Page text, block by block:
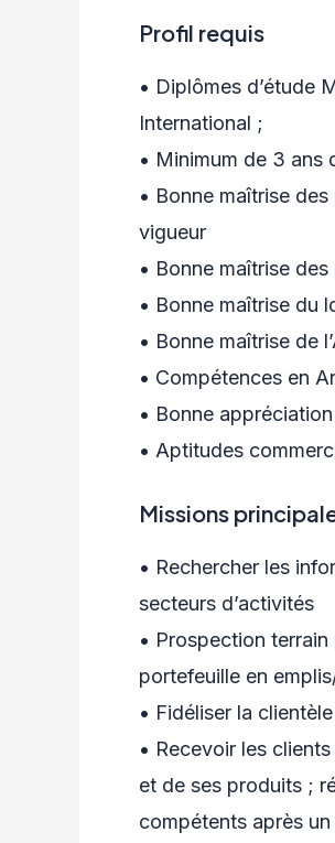
Profil requis
• Diplômes d’étude
International ;
• Minimum de 3 ans
• Bonne maîtrise
vigueur
• Bonne maîtrise
• Bonne maîtrise du
• Bonne maîtrise de
• Compétences en
• Bonne
• Aptitudes
Missions
• Rechercher les
secteurs d’activités
• Prospection
portefeuille en
• Fidéliser la
• Recevoir les
et de ses produits ;
compétents après